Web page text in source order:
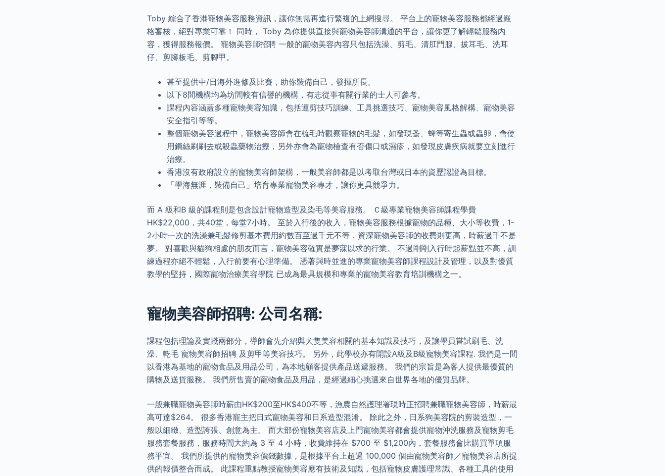
Toby 綜合了香港寵物美容服務資訊，讓你無需再進行繁複的上網搜尋。 平台上的寵物美容服務都經過嚴
格審核，絕對專業可靠！ 同時， Toby 為你提供直接與寵物美容師溝通的平台，讓你更了解輕鬆服務內
容，獲得服務報價。 寵物美容師招聘 一般的寵物美容內容只包括洗澡、剪毛、清肛門腺、拔耳毛、洗耳
仔、剪腳板毛、剪腳甲。
甚至提供中/日海外進修及比賽，助你裝備自己，發揮所長。
以下8間機構均為坊間較有信譽的機構，有志從事有關行業的士人可參考。
課程內容涵蓋多種寵物美容知識，包括運剪技巧訓練、工具挑選技巧、寵物美容風格解構、寵物美容
安全指引等等。
整個寵物美容過程中，寵物美容師會在梳毛時觀察寵物的毛髮，如發現蚤、蜱等寄生蟲或蟲卵，會使
用鋼絲刷刷去或殺蟲藥物治療，另外亦會為寵物檢查有否傷口或濕疹，如發現皮膚疾病就要立刻進行
治療。
香港沒有政府設立的寵物美容師架構，一般美容師都是以考取台灣或日本的資歷認證為目標。
「學海無涯，裝備自己」培育專業寵物美容專才，讓你更具競爭力。
而 A 級和B 級的課程則是包含設計寵物造型及染毛等美容服務。 Ｃ級專業寵物美容師課程學費
HK$22,000，共40堂，每堂7小時。 至於入行後的收入，寵物美容服務根據寵物的品種、大小等收費，1-
2小時一次的洗澡兼毛髮修剪基本費用約數百至過千元不等，資深寵物美容師的收費則更高，時薪過千不是
夢。 對喜歡與貓狗相處的朋友而言，寵物美容確實是夢寐以求的行業。 不過剛剛入行時起薪點並不高，訓
練過程亦絕不輕鬆，入行前要有心理準備。 憑著與時並進的專業寵物美容師課程設計及管理，以及對優質
教學的堅持，國際寵物治療美容學院 已成為最具規模和專業的寵物美容教育培訓機構之一。
寵物美容師招聘: 公司名稱:
課程包括理論及實踐兩部分，導師會先介紹與犬隻美容相關的基本知識及技巧，及讓學員嘗試刷毛、洗
澡、乾毛 寵物美容師招聘 及剪甲等美容技巧。 另外，此學校亦有開設A級及B級寵物美容課程. 我們是一間
以香港為基地的寵物食品及用品公司，為本地顧客提供產品送遞服務。 我們的宗旨是為客人提供最優質的
購物及送貨服務。 我們所售賣的寵物食品及用品，是經過細心挑選來自世界各地的優質品牌。
一般兼職寵物美容師時薪由HK$200至HK$400不等，漁農自然護理署現時正招聘兼職寵物美容師，時薪最
高可達$264。 很多香港寵主把日式寵物美容和日系造型混淆。 除此之外，日系狗美容院的剪裝造型，一
般以細緻、造型誇張、創意為主。 而大部份寵物美容店及上門寵物美容都會提供寵物沖洗服務及寵物剪毛
服務套餐服務，服務時間大約為 3 至 4 小時，收費維持在 $700 至 $1,200內，套餐服務會比購買單項服
務平宜。 我們所提供的寵物美容價錢數據，是根據平台上超過 100,000 個由寵物美容師／寵物美容店所提
供的報價整合而成。 此課程重點教授寵物美容應有技術及知識，包括寵物皮膚護理常識、各種工具的使用